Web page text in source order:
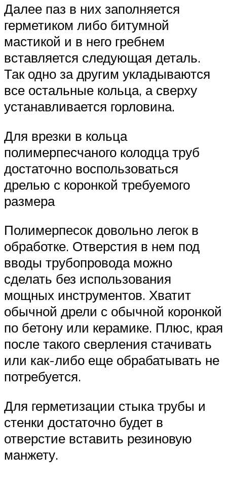
Далее паз в них заполняется
герметиком либо битумной
мастикой и в него гребнем
вставляется следующая деталь.
Так одно за другим укладываются
все остальные кольца, а сверху
устанавливается горловина.
Для врезки в кольца
полимерпесчаного колодца труб
достаточно воспользоваться
дрелью с коронкой требуемого
размера
Полимерпесок довольно легок в
обработке. Отверстия в нем под
вводы трубопровода можно
сделать без использования
мощных инструментов. Хватит
обычной дрели с обычной коронкой
по бетону или керамике. Плюс, края
после такого сверления стачивать
или как-либо еще обрабатывать не
потребуется.
Для герметизации стыка трубы и
стенки достаточно будет в
отверстие вставить резиновую
манжету.